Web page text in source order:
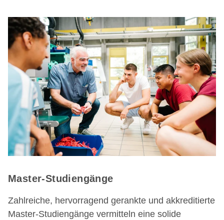
Master-Studiengänge
Zahlreiche, hervorragend gerankte und akkreditierte
Master-Studiengänge vermitteln eine solide